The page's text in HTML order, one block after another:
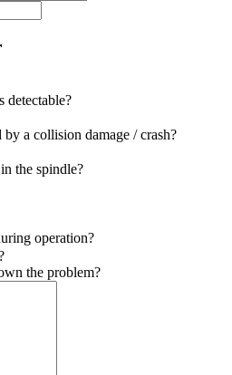
detectable?
a collision damage / crash?
the spindle?
operation?
the problem?